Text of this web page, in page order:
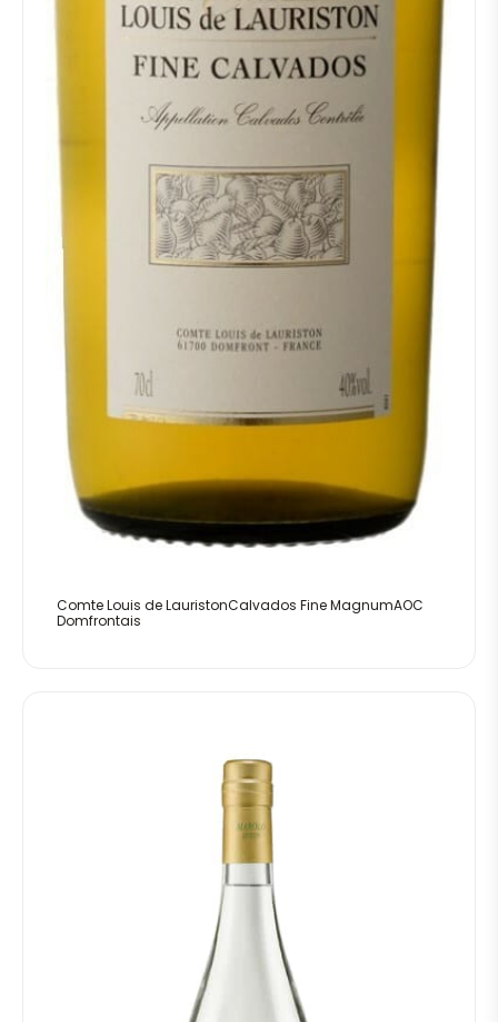
Comte Louis de LauristonCalvados Fine MagnumAOC
Domfrontais